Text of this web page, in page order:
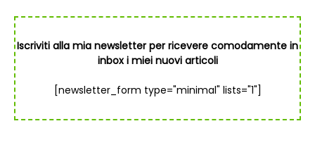
Iscriviti alla mia newsletter per ricevere comodamente in
inbox i miei nuovi articoli
[newsletter_form type="minimal" lists="1"]